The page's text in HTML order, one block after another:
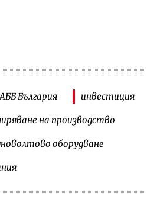
България инвестиция
на производство
оборудване